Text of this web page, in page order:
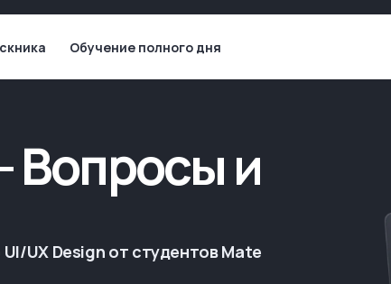
Обучение полного дня
Вопросы и
UX Design от студентов Mate